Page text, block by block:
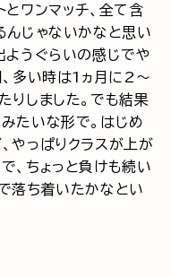
ワンマッチ、全て含
じゃないかなと思い
ようぐらいの感じでや
、多い時は1ヵ月に2～
りしました。でも結果
たいな形で。はじめ
やっぱりクラスが上が
、ちょっと負けも続い
落ち着いたかなとい